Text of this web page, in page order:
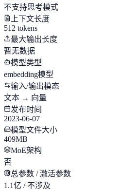
不支持思考模式
上下文长度
512 tokens
最大输出长度
暂无数据
模型类型
embedding模型
输入/输出模态
文本 → 向量
发布时间
2023-06-07
模型文件大小
409MB
MoE架构
否
总参数 / 激活参数
1.1亿 / 不涉及